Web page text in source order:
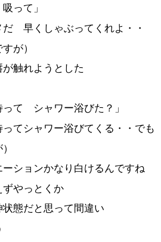
って」
だ 早くしゃぶってくれよ・・
が）
触れようとした
って シャワー浴びた？」
ってシャワー浴びてくる・・でも
ーションかなり白けるんですね
ずやっとくか
態だと思って間違い